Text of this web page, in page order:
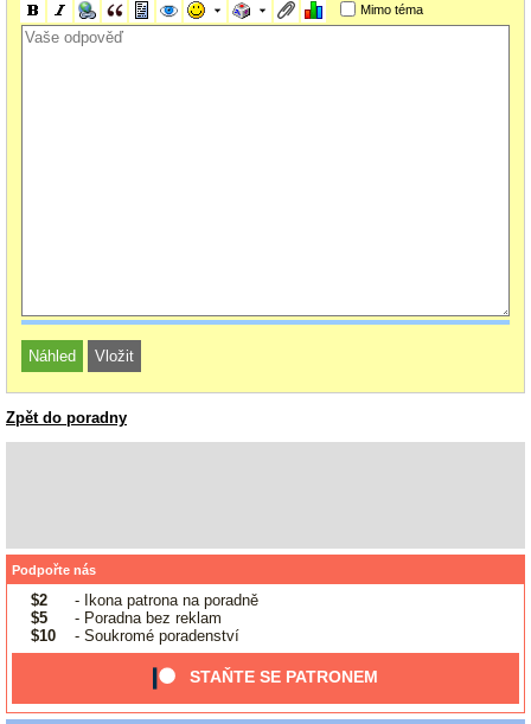
Mimo téma
Zpět do poradny
Podpořte nás
$2
- Ikona patrona na poradně
$5
- Poradna bez reklam
$10
- Soukromé poradenství
STAŇTE SE PATRONEM